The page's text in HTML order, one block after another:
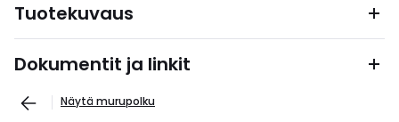
Tuotekuvaus
Dokumentit ja linkit
Näytä murupolku